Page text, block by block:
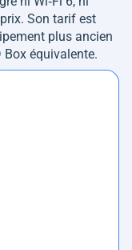
Son tarif est
plus ancien
Box équivalente.